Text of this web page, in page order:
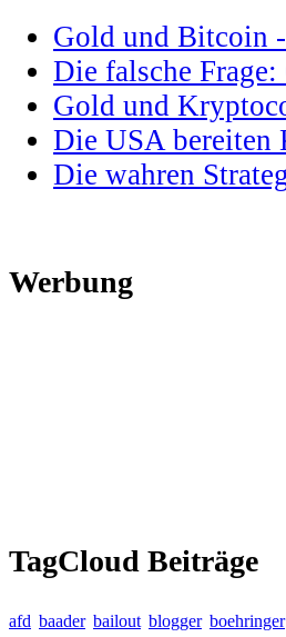
Gold und Bitcoin
Die falsche
Gold und
Die USA bereiten
Die wahren
Werbung
TagCloud Beiträge
afd baader bailout blogger boehringer